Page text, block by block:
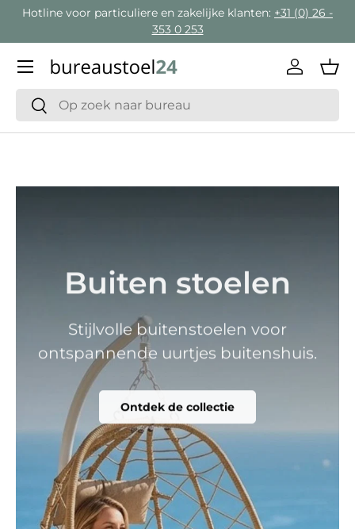
Hotline voor particuliere en zakelijke klanten: +31 (0) 26 -
353 0 253
Zoeken
Zoeken
Inloggen
Menu
Buiten stoelen
Stijlvolle buitenstoelen voor
ontspannende uurtjes buitenshuis.
Ontdek de collectie